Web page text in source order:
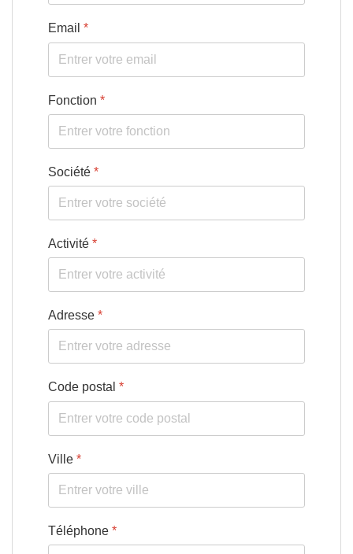
Email *
Fonction *
Société *
Activité *
Adresse *
Code postal *
Ville *
Téléphone *